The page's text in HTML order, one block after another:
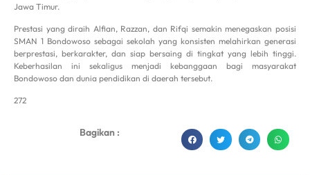
Jawa Timur.
Prestasi yang diraih Alfian, Razzan, dan Rifqi semakin menegaskan posisi
SMAN 1 Bondowoso sebagai sekolah yang konsisten melahirkan generasi
berprestasi, berkarakter, dan siap bersaing di tingkat yang lebih tinggi.
Keberhasilan ini sekaligus menjadi kebanggaan bagi masyarakat
Bondowoso dan dunia pendidikan di daerah tersebut.
272
Bagikan :